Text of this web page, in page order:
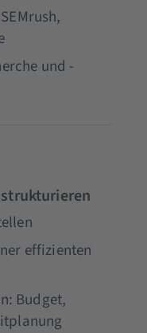
und -
effizienten
Budget,